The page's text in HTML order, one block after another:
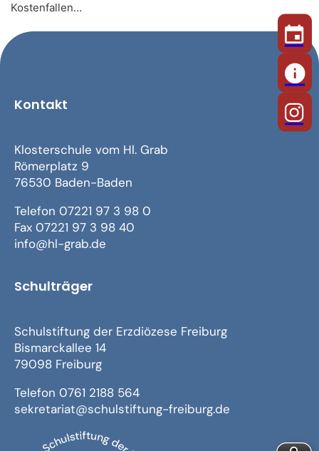
Kostenfallen…
Kontakt
Klosterschule vom Hl. Grab
Römerplatz 9
76530 Baden-Baden
Telefon 07221 97 3 98 0
Fax 07221 97 3 98 40
info@hl-grab.de
Schulträger
Schulstiftung der Erzdiözese Freiburg
Bismarckallee 14
79098 Freiburg
Telefon 0761 2188 564
sekretariat@schulstiftung-freiburg.de